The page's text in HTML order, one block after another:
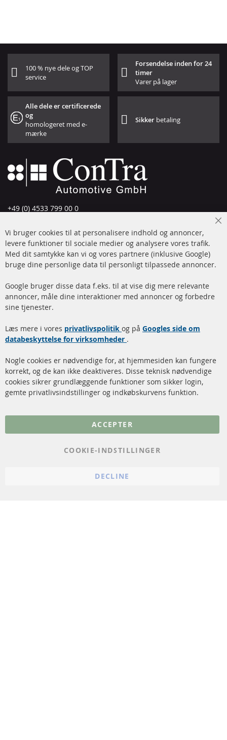
100 % nye dele og TOP
service
Forsendelse inden for 24
timer
Varer på lager
Alle dele er certificerede
og
homologeret med e-
mærke
Sikker betaling
+49 (0) 4533 799 00 0
info@contra-automotive.de
www.contra-automotive.de
Facebook
Instagram
Hurtige links
Dieselpartikelfilter (DPF)
rengøring
Katalysator (KAT)
Sensorer
FAQ
Kundeservice
Betalingsmetoder
Kontakt
Vi bruger cookies til at personalisere indhold og annoncer,
levere funktioner til sociale medier og analysere vores trafik.
Med dit samtykke kan vi og vores partnere (inklusive Google)
bruge dine personlige data til personligt tilpassede annoncer.
Google bruger disse data f.eks. til at vise dig mere relevante
annoncer, måle dine interaktioner med annoncer og forbedre
sine tjenester.
Læs mere i vores privatlivspolitik og på Googles side om
databeskyttelse for virksomheder .
Nogle cookies er nødvendige for, at hjemmesiden kan fungere
korrekt, og de kan ikke deaktiveres. Disse teknisk nødvendige
cookies sikrer grundlæggende funktioner som sikker login,
gemte privatlivsindstillinger og indkøbskurvens funktion.
ACCEPTER
COOKIE-INDSTILLINGER
DECLINE